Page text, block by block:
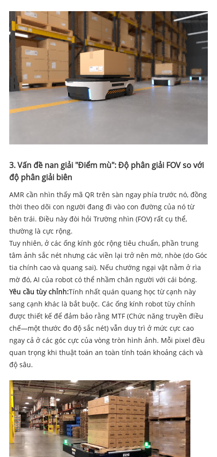
3. Vấn đề nan giải "Điểm mù": Độ phân giải FOV so với
độ phân giải biên
AMR cần nhìn thấy mã QR trên sàn ngay phía trước nó, đồng
thời theo dõi con người đang đi vào con đường của nó từ
bên trái. Điều này đòi hỏi Trường nhìn (FOV) rất cụ thể,
thường là cực rộng.
Tuy nhiên, ở các ống kính góc rộng tiêu chuẩn, phần trung
tâm ảnh sắc nét nhưng các viền lại trở nên mờ, nhòe (do Góc
tia chính cao và quang sai). Nếu chướng ngại vật nằm ở rìa
mờ đó, AI của robot có thể nhầm chân người với cái bóng.
Yêu cầu tùy chỉnh:Tính nhất quán quang học từ cạnh này
sang cạnh khác là bắt buộc. Các ống kính robot tùy chỉnh
được thiết kế để đảm bảo rằng MTF (Chức năng truyền điều
chế—một thước đo độ sắc nét) vẫn duy trì ở mức cực cao
ngay cả ở các góc cực của vòng tròn hình ảnh. Mỗi pixel đều
quan trọng khi thuật toán an toàn tính toán khoảng cách và
độ sâu.